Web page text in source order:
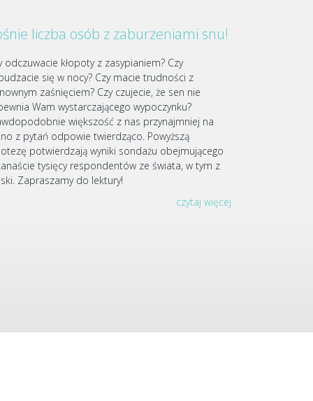
liczba osób z zaburzeniami snu!
odczuwacie kłopoty z zasypianiem? Czy
się w nocy? Czy macie trudności z
zaśnięciem? Czy czujecie, że sen nie
Wam wystarczającego wypoczynku?
większość z nas przynajmniej na
z pytań odpowie twierdząco. Powyższą
potwierdzają wyniki sondażu obejmującego
tysięcy respondentów ze świata, w tym z
Zapraszamy do lektury!
czytaj więcej